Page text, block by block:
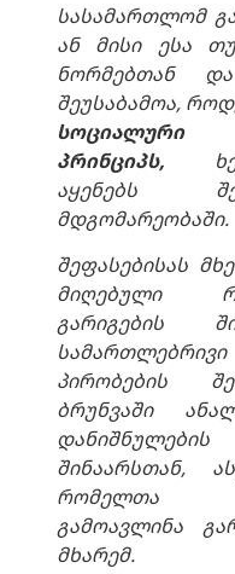
სასამართლომ
ან
მისი ესა თუ
ნორმებთან
და
შეუსაბამოა,
სოციალური
პრინციპს,
აყენებს
მდგომარეობაში.
შეფასებისას
მიღებული
გარიგების
სამართლებრივი
პირობების
ბრუნვაში
დანიშნულების
შინაარსთან,
რომელთა
გამოავლინა
მხარემ.